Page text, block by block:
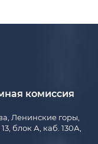
комиссия
Ленинские горы,
13, блок А, каб. 130А,